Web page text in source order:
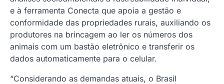
e à ferramenta Conecta que apoia a gestão e
conformidade das propriedades rurais, auxiliando os
produtores na brincagem ao ler os números dos
animais com um bastão eletrônico e transferir os
dados automaticamente para o celular.
“Considerando as demandas atuais, o Brasil